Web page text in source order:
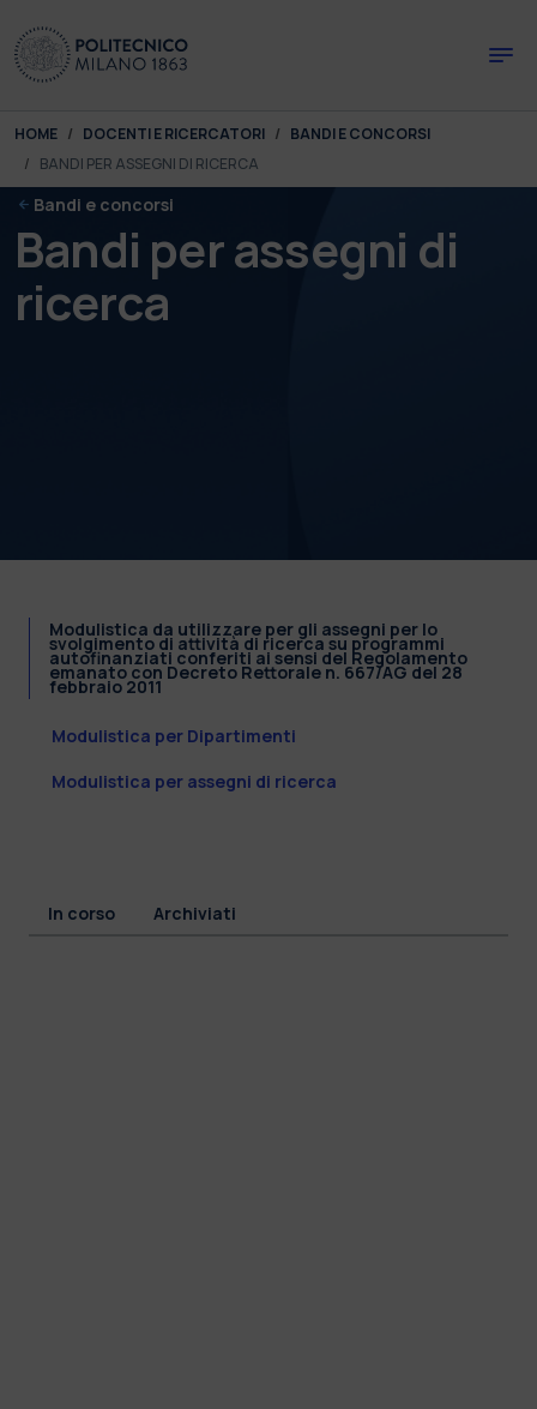
You are here:
HOME DOCENTI E RICERCATORI
BANDI E CONCORSI
BANDI PER ASSEGNI DI RICERCA
Bandi e concorsi
Bandi per assegni di
ricerca
Modulistica da utilizzare per gli assegni per lo
svolgimento di attività di ricerca su programmi
autofinanziati conferiti ai sensi del Regolamento
emanato con Decreto Rettorale n. 667/AG del 28
febbraio 2011
Modulistica per Dipartimenti
Modulistica per assegni di ricerca
In corso Archiviati